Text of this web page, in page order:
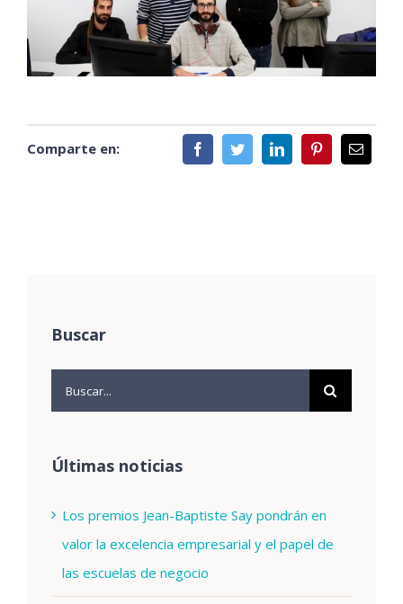
Comparte en:
Buscar
Buscar:
Últimas noticias
Los premios Jean-Baptiste Say pondrán en
valor la excelencia empresarial y el papel de
las escuelas de negocio